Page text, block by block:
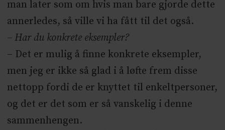
man later som om hvis man bare gjorde dette
annerledes, så ville vi ha fått til det også.
– Har du konkrete eksempler?
– Det er mulig å finne konkrete eksempler,
men jeg er ikke så glad i å løfte frem disse
nettopp fordi de er knyttet til enkeltpersoner,
og det er det som er så vanskelig i denne
sammenhengen.